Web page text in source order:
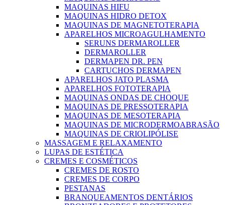
MAQUINAS HIFU
MAQUINAS HIDRO DETOX
MAQUINAS DE MAGNETOTERAPIA
APARELHOS MICROAGULHAMENTO
SERUNS DERMAROLLER
DERMAROLLER
DERMAPEN DR. PEN
CARTUCHOS DERMAPEN
APARELHOS JATO PLASMA
APARELHOS FOTOTERAPIA
MAQUINAS ONDAS DE CHOQUE
MAQUINAS DE PRESSOTERAPIA
MAQUINAS DE MESOTERAPIA
MAQUINAS DE MICRODERMOABRASÃO
MAQUINAS DE CRIOLIPÓLISE
MASSAGEM E RELAXAMENTO
LUPAS DE ESTÉTICA
CREMES E COSMÉTICOS
CREMES DE ROSTO
CREMES DE CORPO
PESTANAS
BRANQUEAMENTOS DENTÁRIOS